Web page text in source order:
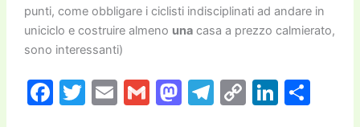
punti, come obbligare i ciclisti indisciplinati ad andare in
uniciclo e costruire almeno unacasa a prezzo calmierato,
sono interessanti)
F T E G M T C Li C